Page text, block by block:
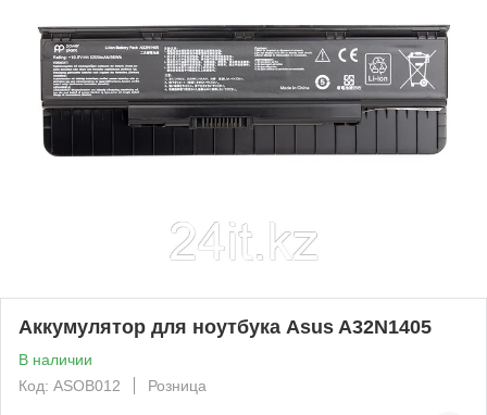
Аккумулятор для ноутбука Asus A32N1405
В наличии
Код: ASOB012
Розница